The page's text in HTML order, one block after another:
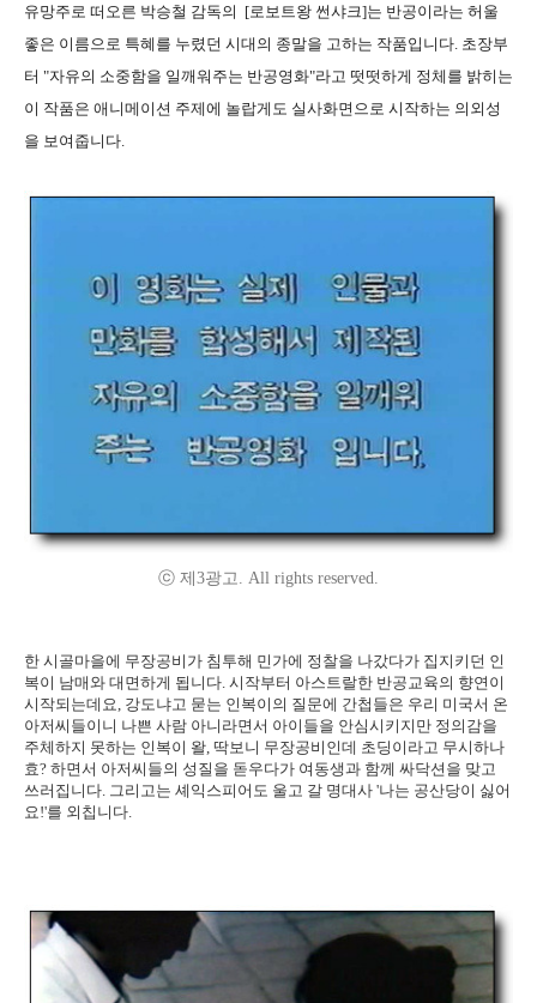
유망주로 떠오른 박승철 감독의 [로보트왕 썬샤크]는 반공이라는 허울
좋은 이름으로 특혜를 누렸던 시대의 종말을 고하는 작품입니다. 초장부
터 "자유의 소중함을 일깨워주는 반공영화"라고 떳떳하게 정체를 밝히는
이 작품은 애니메이션 주제에 놀랍게도 실사화면으로 시작하는 의외성
을 보여줍니다.
ⓒ 제3광고. All rights reserved.
한 시골마을에 무장공비가 침투해 민가에 정찰을 나갔다가 집지키던 인
복이 남매와 대면하게 됩니다. 시작부터 아스트랄한 반공교육의 향연이
시작되는데요, 강도냐고 묻는 인복이의 질문에 간첩들은 우리 미국서 온
아저씨들이니 나쁜 사람 아니라면서 아이들을 안심시키지만 정의감을
주체하지 못하는 인복이 왈, 딱보니 무장공비인데 초딩이라고 무시하나
효? 하면서 아저씨들의 성질을 돋우다가 여동생과 함께 싸닥션을 맞고
쓰러집니다. 그리고는 셰익스피어도 울고 갈 명대사 '나는 공산당이 싫어
요!'를 외칩니다.